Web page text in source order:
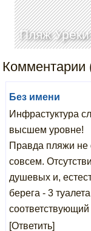
Пляж Уреки
Комментарии
Без имени
Инфрастуктура
высшем уровне!
Правда пляжи не
совсем.
душевых и,
берега - 3
соответствующий
[Ответить]